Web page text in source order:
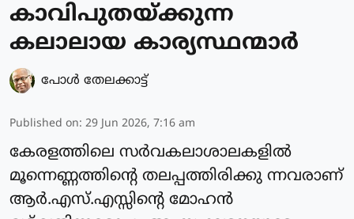
കാവിപുതയ്ക്കുന്ന
കലാലായ കാര്യസ്ഥന്മാർ
പോള്‍ തേലക്കാട്ട്‌
Published on: 29 Jun 2026, 7:16 am
കേരളത്തിലെ സർവകലാശാലകളിൽ
മൂന്നെണ്ണത്തിന്റെ തലപ്പത്തിരിക്കു ന്നവരാണ്
ആർ.എസ്.എസ്സിന്റെ മോഹൻ